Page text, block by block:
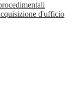
d'ufficio